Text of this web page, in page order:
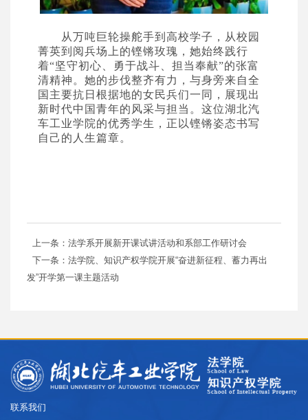
从万吨巨轮操舵手到高校学子，从校园
菁英到阅兵场上的铿锵玫瑰，她始终践行
着“坚守初心、勇于战斗、担当奉献”的张富
清精神。她的步伐整齐有力，与身旁来自全
国主要抗日根据地的女民兵们一同，展现出
新时代中国青年的风采与担当。这位湖北汽
车工业学院的优秀学生 ，正以铿锵姿态书写
自己的人生篇章。
上一条：法学系开展新开课试讲活动和系部工作研讨会
下一条：法学院、知识产权学院开展“奋进新征程、蓄力再出
发”开学第一课主题活动
联系我们